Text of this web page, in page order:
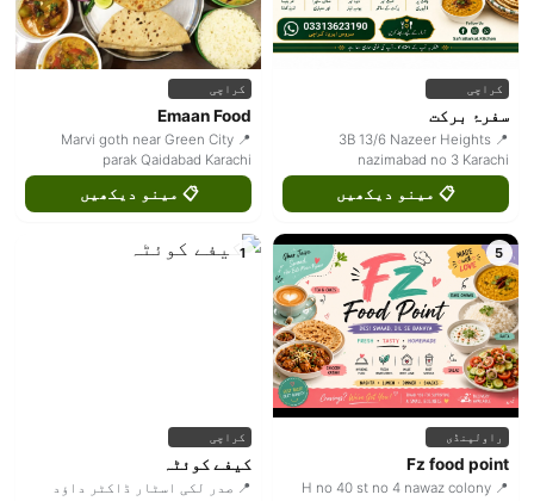
کراچی
سفرۂ برکت
📍 3B 13/6 Nazeer Heights
nazimabad no 3 Karachi
📋 مینو دیکھیں
کراچی
Emaan Food
📍 Marvi goth near Green City
parak Qaidabad Karachi
📋 مینو دیکھیں
5
راولپنڈی
Fz food point
📍 H no 40 st no 4 nawaz colony
1
کراچی
کیفے کوئٹہ
📍 صدر لکی اسٹار ڈاکٹر داؤد